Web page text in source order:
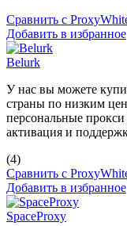
Сравнить с
Добавить в избранное
Belurk
У нас вы можете
страны по низким
персональные
активация и
(4)
Сравнить с
Добавить в избранное
SpaceProxy